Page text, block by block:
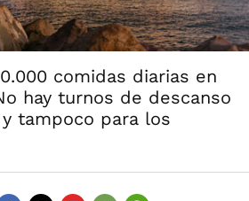
comidas diarias en
hay turnos de descanso
tampoco para los